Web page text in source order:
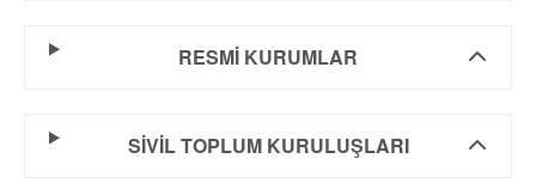
RESMİ KURUMLAR
SİVİL TOPLUM KURULUŞLARI